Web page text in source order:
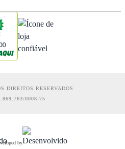
DIREITOS RESERVADOS
0008-75
by